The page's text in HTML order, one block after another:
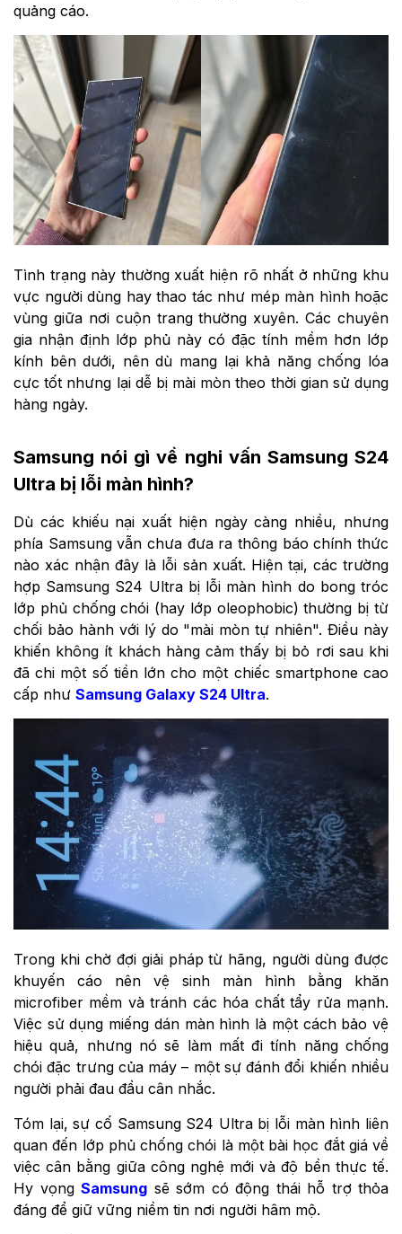
quảng cáo.
Tình trạng này thường xuất hiện rõ nhất ở những khu
vực người dùng hay thao tác như mép màn hình hoặc
vùng giữa nơi cuộn trang thường xuyên. Các chuyên
gia nhận định lớp phủ này có đặc tính mềm hơn lớp
kính bên dưới, nên dù mang lại khả năng chống lóa
cực tốt nhưng lại dễ bị mài mòn theo thời gian sử dụng
hàng ngày.
Samsung nói gì về nghi vấn Samsung S24
Ultra bị lỗi màn hình?
Dù các khiếu nại xuất hiện ngày càng nhiều, nhưng
phía Samsung vẫn chưa đưa ra thông báo chính thức
nào xác nhận đây là lỗi sản xuất. Hiện tại, các trường
hợp Samsung S24 Ultra bị lỗi màn hình do bong tróc
lớp phủ chống chói (hay lớp oleophobic) thường bị từ
chối bảo hành với lý do "mài mòn tự nhiên". Điều này
khiến không ít khách hàng cảm thấy bị bỏ rơi sau khi
đã chi một số tiền lớn cho một chiếc smartphone cao
cấp như Samsung Galaxy S24 Ultra.
Trong khi chờ đợi giải pháp từ hãng, người dùng được
khuyến cáo nên vệ sinh màn hình bằng khăn
microfiber mềm và tránh các hóa chất tẩy rửa mạnh.
Việc sử dụng miếng dán màn hình là một cách bảo vệ
hiệu quả, nhưng nó sẽ làm mất đi tính năng chống
chói đặc trưng của máy – một sự đánh đổi khiến nhiều
người phải đau đầu cân nhắc.
Tóm lại, sự cố Samsung S24 Ultra bị lỗi màn hình liên
quan đến lớp phủ chống chói là một bài học đắt giá về
việc cân bằng giữa công nghệ mới và độ bền thực tế.
Hy vọng Samsung sẽ sớm có động thái hỗ trợ thỏa
đáng để giữ vững niềm tin nơi người hâm mộ.